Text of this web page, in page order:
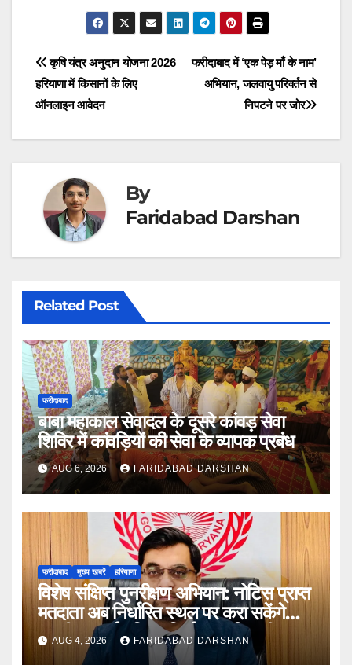
t
e
r
e
b
o
k
n
e
I
n
t
s
p
p
l
g
a
m
Post
navigation
फरीदाबाद में ‘एक पेड़ माँ के नाम’
अभियान, जलवायु परिवर्तन से
निपटने पर जोर
कृषि यंत्र अनुदान योजना 2026
हरियाणा में किसानों के लिए
ऑनलाइन आवेदन
By
Faridabad Darshan
Related Post
फरीदाबाद
बाबा महाकाल सेवादल के दूसरे कांवड़ सेवा
शिविर में कांवड़ियों की सेवा के व्यापक प्रबंध
AUG 6, 2026 FARIDABAD DARSHAN
फरीदाबाद मुख्य खबरें हरियाणा
विशेष संक्षिप्त पुनरीक्षण अभियान: नोटिस प्राप्त
मतदाता अब निर्धारित स्थल पर करा सकेंगे
अपनी सुनवाई : जिला निर्वाचन अधिकारी आयुष
सिन्हा
AUG 4, 2026 FARIDABAD DARSHAN